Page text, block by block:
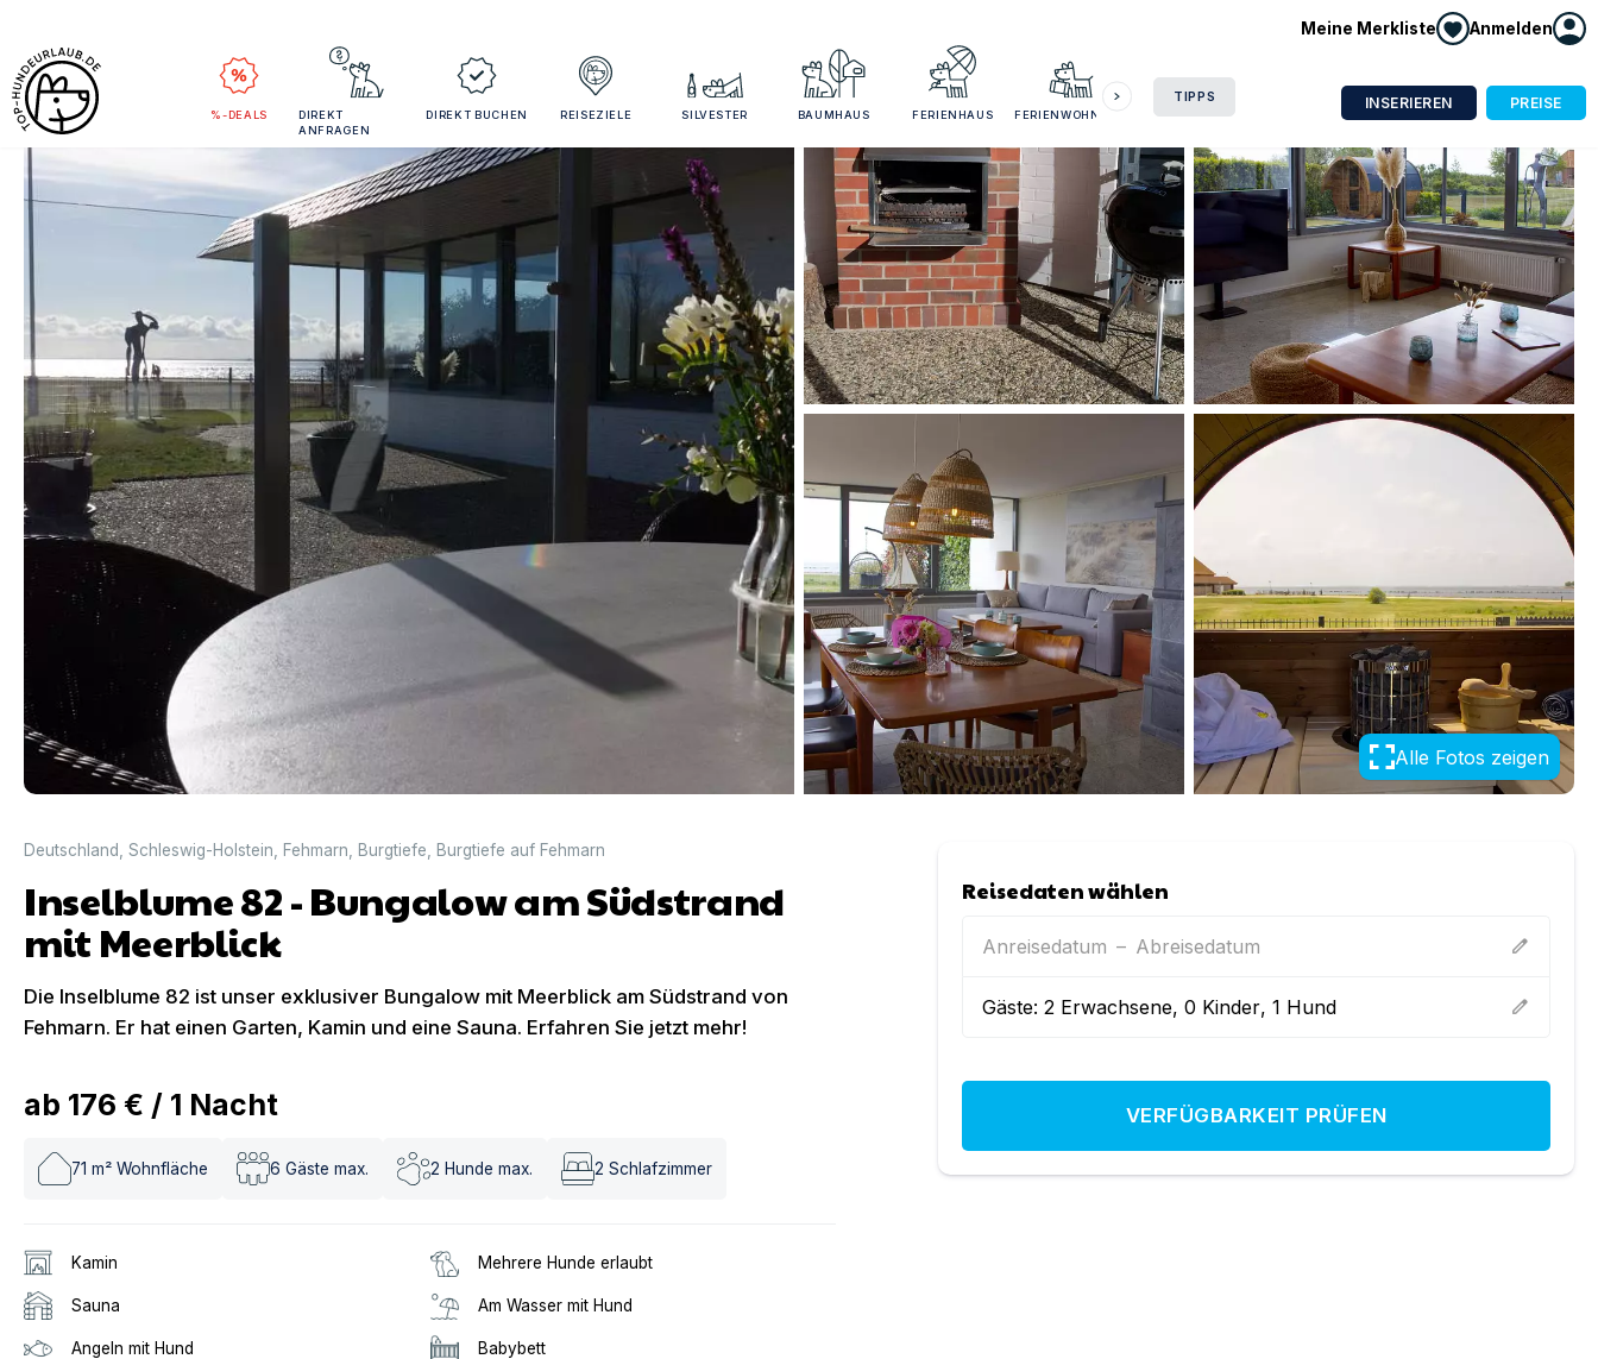
Meine Merkliste Anmelden
%-DEALS
DIREKT
ANFRAGEN
DIREKT BUCHEN REISEZIELE SILVESTER BAUMHAUS FERIENHAUS FERIENWOHNUNG
TIPPS INSERIEREN PREISE
Alle Fotos zeigen
Deutschland Schleswig-Holstein Fehmarn Burgtiefe Burgtiefe auf Fehmarn
Inselblume 82 - Bungalow am Südstrand
mit Meerblick
Die Inselblume 82 ist unser exklusiver Bungalow mit Meerblick am Südstrand von
Fehmarn. Er hat einen Garten, Kamin und eine Sauna. Erfahren Sie jetzt mehr!
ab 176 € / 1 Nacht
71 m² Wohnfläche 6 Gäste max. 2 Hunde max. 2 Schlafzimmer
Kamin Mehrere Hunde erlaubt
Sauna Am Wasser mit Hund
Angeln mit Hund Babybett
Reisedaten wählen
Anreisedatum – Abreisedatum edit
Gäste:2 Erwachsene,0 Kinder,1 Hund edit
VERFÜGBARKEIT PRÜFEN